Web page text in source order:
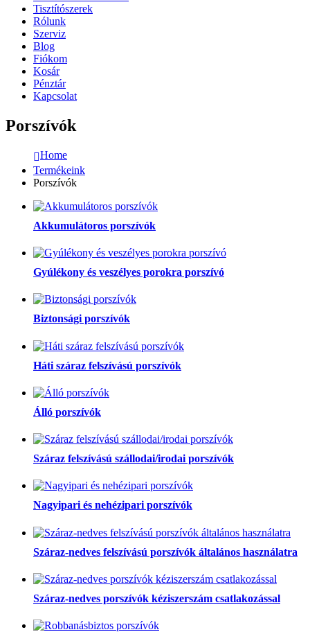
Tisztítószerek
Rólunk
Szerviz
Blog
Fiókom
Kosár
Pénztár
Kapcsolat
Porszívók
Home
Termékeink
Porszívók
Akkumulátoros porszívók
Gyúlékony és veszélyes porokra porszívó
Biztonsági porszívók
Háti száraz felszívású porszívók
Álló porszívók
Száraz felszívású szállodai/irodai porszívók
Nagyipari és nehézipari porszívók
Száraz-nedves felszívású porszívók általános használatra
Száraz-nedves porszívók kéziszerszám csatlakozással